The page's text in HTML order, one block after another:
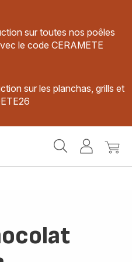
sur toutes nos poêles
le code CERAMETE
sur les planchas, grills et
MonMon